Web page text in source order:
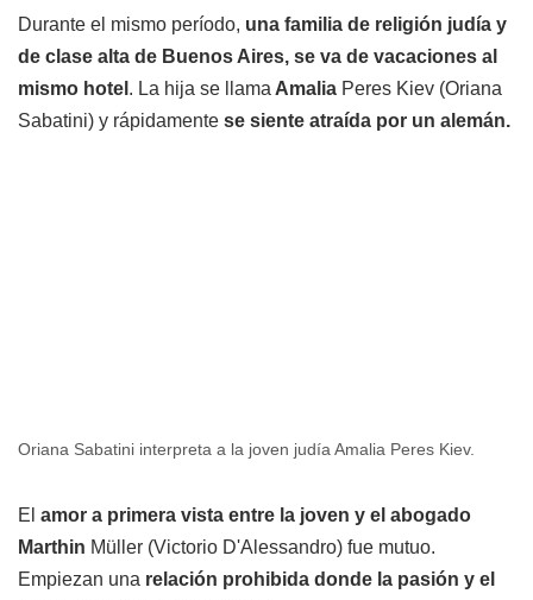
Durante el mismo período, una familia de religión judía y
de clase alta de Buenos Aires, se va de vacaciones al
mismo hotel . La hija se llama Amalia Peres Kiev (Oriana
Sabatini) y rápidamente se siente atraída por un alemán.
Oriana Sabatini interpreta a la joven judía Amalia Peres Kiev.
El amor a primera vista entre la joven y el abogado
Marthin Müller (Victorio D'Alessandro) fue mutuo.
Empiezan una relación prohibida donde la pasión y el